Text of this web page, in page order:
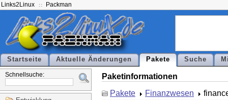
Links2Linux Packman
Startseite Aktuelle Änderungen Pakete Suche
Schnellsuche:
Paketinformationen
Pakete
Finanzwesen